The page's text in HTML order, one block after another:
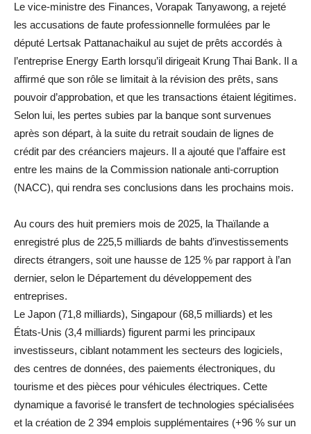
Le vice-ministre des Finances, Vorapak Tanyawong, a rejeté
les accusations de faute professionnelle formulées par le
député Lertsak Pattanachaikul au sujet de prêts accordés à
l’entreprise Energy Earth lorsqu’il dirigeait Krung Thai Bank. Il a
affirmé que son rôle se limitait à la révision des prêts, sans
pouvoir d’approbation, et que les transactions étaient légitimes.
Selon lui, les pertes subies par la banque sont survenues
après son départ, à la suite du retrait soudain de lignes de
crédit par des créanciers majeurs. Il a ajouté que l’affaire est
entre les mains de la Commission nationale anti-corruption
(NACC), qui rendra ses conclusions dans les prochains mois.
Au cours des huit premiers mois de 2025, la Thaïlande a
enregistré plus de 225,5 milliards de bahts d’investissements
directs étrangers, soit une hausse de 125 % par rapport à l’an
dernier, selon le Département du développement des
entreprises.
Le Japon (71,8 milliards), Singapour (68,5 milliards) et les
États-Unis (3,4 milliards) figurent parmi les principaux
investisseurs, ciblant notamment les secteurs des logiciels,
des centres de données, des paiements électroniques, du
tourisme et des pièces pour véhicules électriques. Cette
dynamique a favorisé le transfert de technologies spécialisées
et la création de 2 394 emplois supplémentaires (+96 % sur un